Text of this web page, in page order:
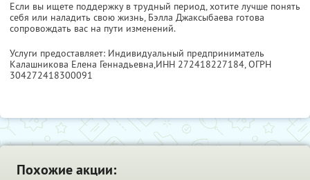
Если вы ищете поддержку в трудный период, хотите лучше понять
себя или наладить свою жизнь, Бэлла Джаксыбаева готова
сопровождать вас на пути изменений.
Услуги предоставляет: Индивидуальный предприниматель
Калашникова Елена Геннадьевна,ИНН 272418227184, ОГРН
304272418300091
Похожие акции: